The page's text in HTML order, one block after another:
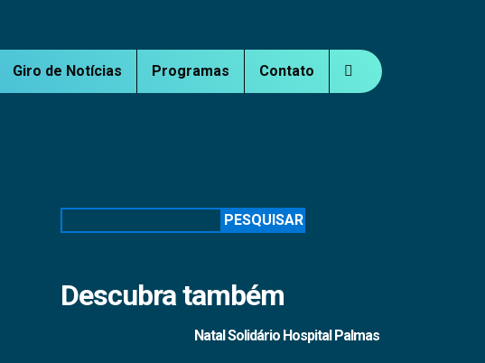
Giro de Notícias Programas Contato
PESQUISAR
Descubra também
Natal Solidário Hospital Palmas